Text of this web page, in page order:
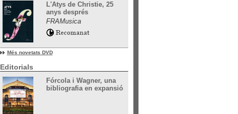
L'Atys de Christie, 25
anys després
FRAMusica
Més novetats DVD
Editorials
Fórcola i Wagner, una
bibliografia en expansió